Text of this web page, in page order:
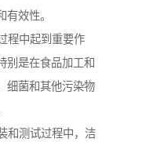
效性。
程中起到重要作
别是在食品加工和
细菌和其他污染物
和测试过程中，洁